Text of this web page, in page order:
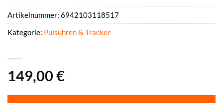
149,00 €
Artikelnummer: 6942103118517
Kategorie: Pulsuhren & Tracker